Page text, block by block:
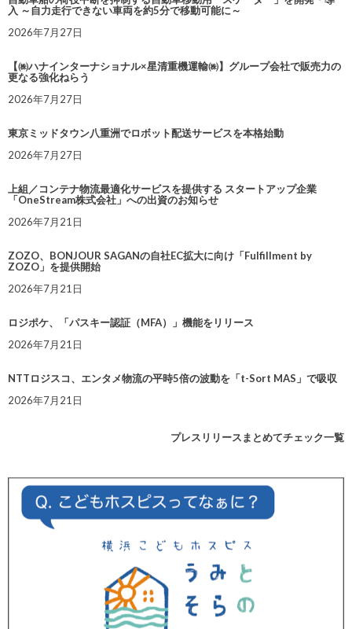
入 ～自力走行できない車両を約5分で移動可能に～
2026年7月27日
【㈱ハナインターナショナル×星清重機運輸㈱】グループ会社で販売力の
更なる強化ねらう
2026年7月27日
東京ミッドタウン八重洲でロボット配送サービスを本格始動
2026年7月27日
上組／コンテナ物流最適化サービスを提供する スタートアップ企業
「OneStream株式会社」への出資のお知らせ
2026年7月21日
ZOZO、BONJOUR SAGANの自社EC拡大に向け「Fulfillment by
ZOZO」を提供開始
2026年7月21日
ロジポケ、「パスキー認証（MFA）」機能をリリース
2026年7月21日
NTTロジスコ、エンタメ物流の平時5倍の波動を「t-Sort MAS」で吸収
2026年7月21日
プレスリリースまとめてチェック一覧